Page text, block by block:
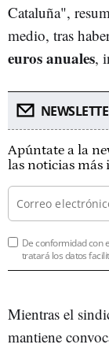
Cataluña",
medio, tras
euros anuales,
Apúntate a la
las noticias más
De conformidad con
tratará los datos
Mientras el
mantiene